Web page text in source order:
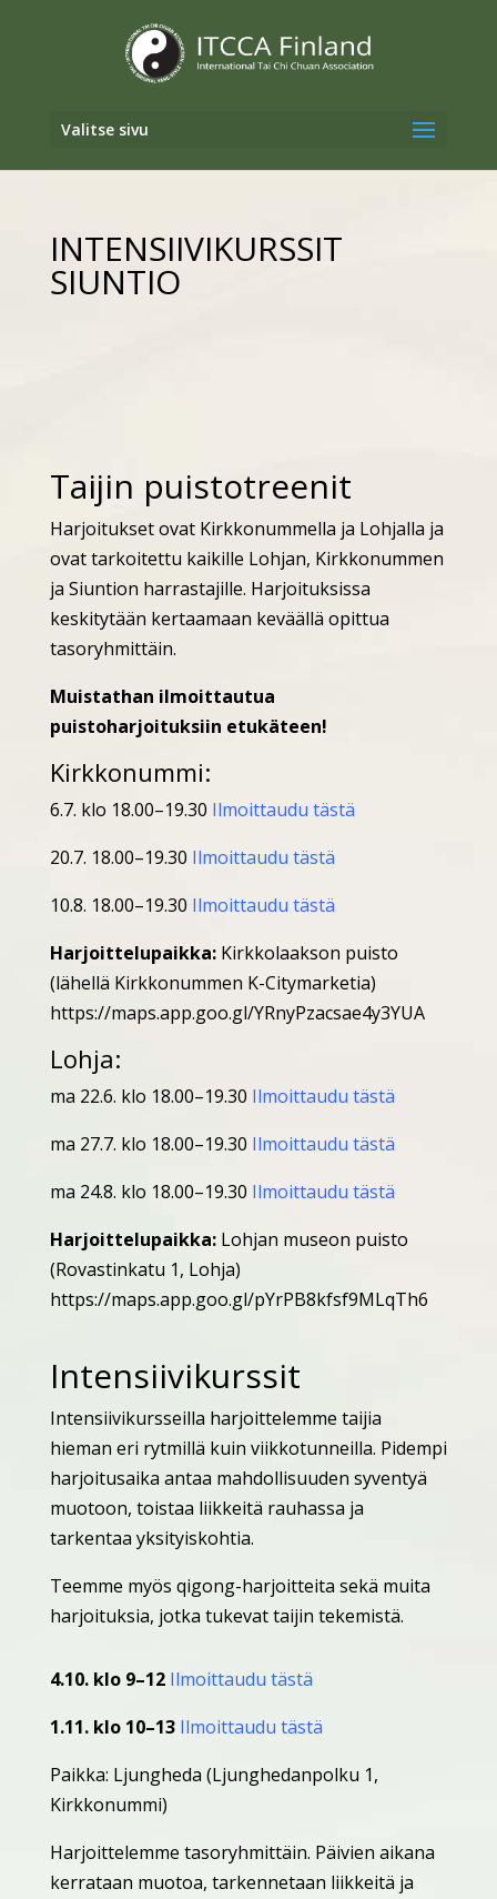
Valitse sivu
INTENSIIVIKURSSIT
SIUNTIO
Taijin puistotreenit
Harjoitukset ovat Kirkkonummella ja Lohjalla ja
ovat tarkoitettu kaikille Lohjan, Kirkkonummen
ja Siuntion harrastajille. Harjoituksissa
keskitytään kertaamaan keväällä opittua
tasoryhmittäin.
Muistathan ilmoittautua
puistoharjoituksiin etukäteen!
Kirkkonummi:
6.7. klo 18.00–19.30 Ilmoittaudu tästä
20.7. 18.00–19.30 Ilmoittaudu tästä
10.8. 18.00–19.30 Ilmoittaudu tästä
Harjoittelupaikka: Kirkkolaakson puisto
(lähellä Kirkkonummen K-Citymarketia)
https://maps.app.goo.gl/YRnyPzacsae4y3YUA
Lohja:
ma 22.6. klo 18.00–19.30 Ilmoittaudu tästä
ma 27.7. klo 18.00–19.30 Ilmoittaudu tästä
ma 24.8. klo 18.00–19.30 Ilmoittaudu tästä
Harjoittelupaikka:Lohjan museon puisto
(Rovastinkatu 1, Lohja)
https://maps.app.goo.gl/pYrPB8kfsf9MLqTh6
Intensiivikurssit
Intensiivikursseilla harjoittelemme taijia
hieman eri rytmillä kuin viikkotunneilla. Pidempi
harjoitusaika antaa mahdollisuuden syventyä
muotoon, toistaa liikkeitä rauhassa ja
tarkentaa yksityiskohtia.
Teemme myös qigong-harjoitteita sekä muita
harjoituksia, jotka tukevat taijin tekemistä.
4.10. klo 9–12 Ilmoittaudu tästä
1.11. klo 10–13 Ilmoittaudu tästä
Paikka: Ljungheda (Ljunghedanpolku 1,
Kirkkonummi)
Harjoittelemme tasoryhmittäin. Päivien aikana
kerrataan muotoa, tarkennetaan liikkeitä ja